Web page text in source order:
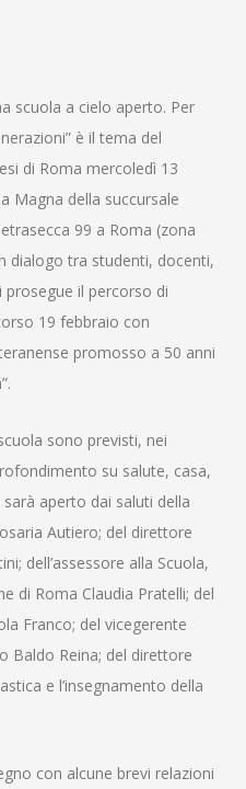
scuola a cielo aperto. Per
è il tema del
di Roma mercoledì 13
Magna della succursale
99 a Roma (zona
dialogo tra studenti, docenti,
il percorso di
19 febbraio con
promosso a 50 anni
sono previsti, nei
su salute, casa,
aperto dai saluti della
Autiero; del direttore
dell’assessore alla Scuola,
di Roma Claudia Pratelli; del
Franco; del vicegerente
Baldo Reina; del direttore
e l’insegnamento della
con alcune brevi relazioni